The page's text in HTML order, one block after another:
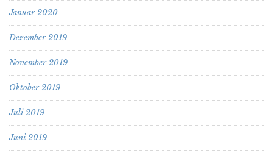
Januar 2020
Dezember 2019
November 2019
Oktober 2019
Juli 2019
Juni 2019